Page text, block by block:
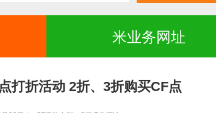
米业务网址
打折活动 2折、3折购买CF点